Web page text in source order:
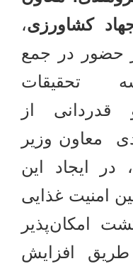
کشاورزی،
حضور در جمع
تحقیقات
از
معاون وزیر
ایجاد این
امنیت غذایی
امکان‌پذیر
طریق افزایش